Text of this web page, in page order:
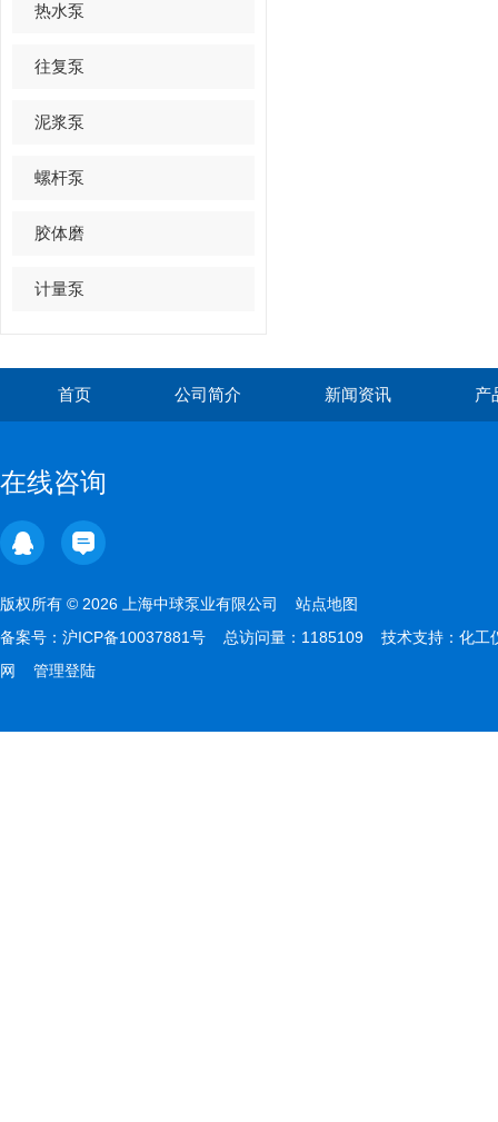
热水泵
往复泵
泥浆泵
螺杆泵
胶体磨
计量泵
首页 公司简介 新闻资讯 产
在线咨询
版权所有 © 2026 上海中球泵业有限公司 站点地图
备案号： 沪ICP备10037881号 总访问量：1185109 技术支持： 化工
网
管理登陆